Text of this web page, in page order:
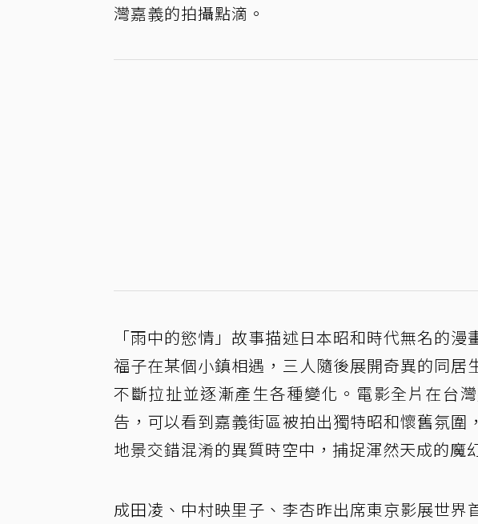
灣嘉義的拍攝點滴。
「雨中的慾情」故事描述日本昭和時代無名的
福子在某個小鎮相遇，三人隨後展開奇異的同居
不斷拉扯並逐漸產生各種變化。電影全片在台
告，可以看到嘉義街區被拍出獨特昭和懷舊氛圍
地景交錯混淆的異質時空中，捕捉渾然天成的魔
成田凌、中村映里子、李杏昨出席東京影展世